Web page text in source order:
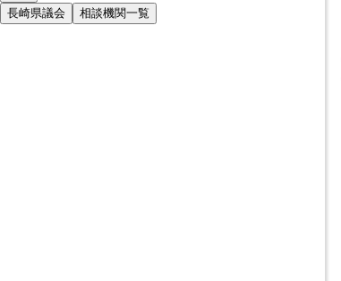
長崎県議会 相談機関一覧